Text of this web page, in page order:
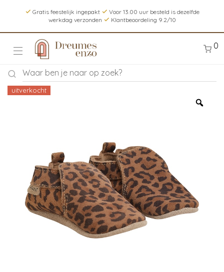
Gratis feestelijk ingepakt
Voor 13.00 uur besteld is dezelfde
werkdag verzonden
Klantbeoordeling 9.2/10
0
uitverkocht